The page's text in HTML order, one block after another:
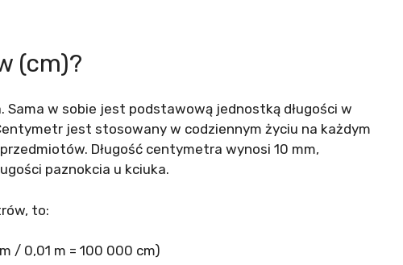
(cm)?
w sobie jest podstawową jednostką długości w
jest stosowany w codziennym życiu na każdym
Długość centymetra wynosi 10 mm,
paznokcia u kciuka.
to:
/ 0,01 m = 100 000 cm)